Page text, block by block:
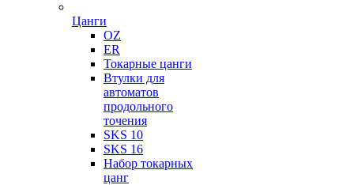
Цанги
OZ
ER
Токарные цанги
Втулки для
автоматов
продольного
точения
SKS 10
SKS 16
Набор токарных
цанг